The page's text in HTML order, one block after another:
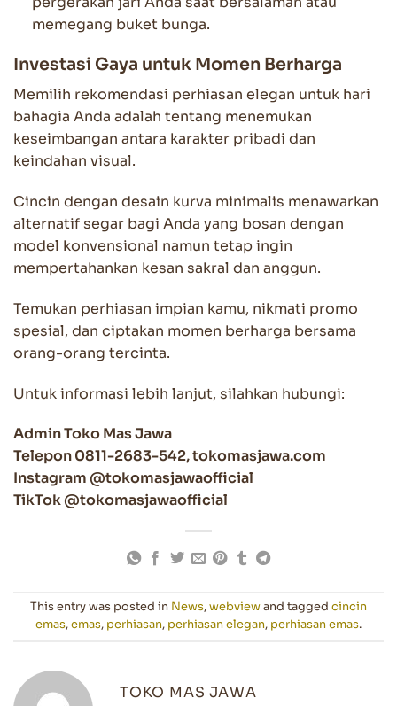
memegang buket bunga.
Investasi Gaya untuk Momen Berharga
Memilih rekomendasi perhiasan elegan untuk hari
bahagia Anda adalah tentang menemukan
keseimbangan antara karakter pribadi dan
keindahan visual.
Cincin dengan desain kurva minimalis menawarkan
alternatif segar bagi Anda yang bosan dengan
model konvensional namun tetap ingin
mempertahankan kesan sakral dan anggun.
Temukan perhiasan impian kamu, nikmati promo
spesial, dan ciptakan momen berharga bersama
orang-orang tercinta.
Untuk informasi lebih lanjut, silahkan hubungi:
Admin Toko Mas Jawa
Telepon 0811-2683-542, tokomasjawa.com
Instagram @tokomasjawaofficial
TikTok @tokomasjawaofficial
This entry was posted in News,webviewand tagged cincin
emas,emas, perhiasan, perhiasan elegan, perhiasan emas.
TOKO MAS JAWA